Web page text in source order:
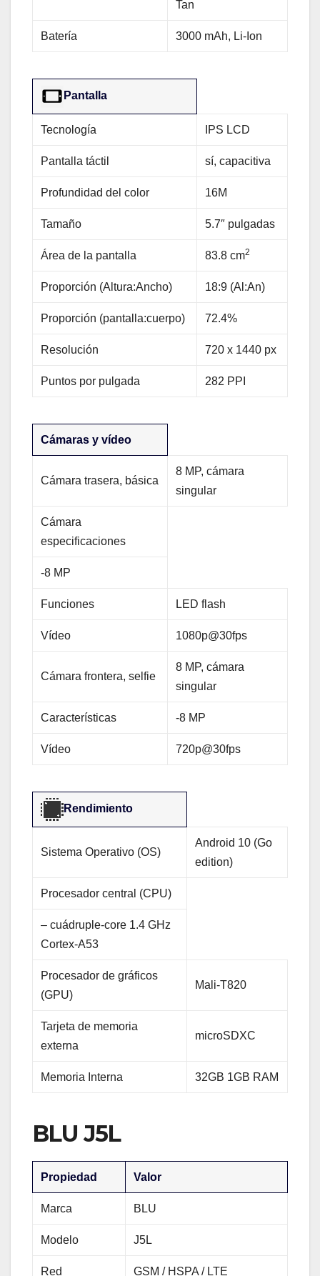
Tan
Batería 3000 mAh, Li-Ion
Pantalla
Tecnología IPS LCD
Pantalla táctil sí, capacitiva
Profundidad del color 16M
Tamaño 5.7″ pulgadas
Área de la pantalla 83.8 cm2
Proporción (Altura:Ancho) 18:9 (Al:An)
Proporción (pantalla:cuerpo) 72.4%
Resolución 720 x 1440 px
Puntos por pulgada 282 PPI
Cámaras y vídeo
Cámara trasera, básica
8 MP, cámara
singular
Cámara
especificaciones
-8 MP
Funciones LED flash
Vídeo 1080p@30fps
Cámara frontera, selfie
8 MP, cámara
singular
Características -8 MP
Vídeo 720p@30fps
Rendimiento
Sistema Operativo (OS)
Android 10 (Go
edition)
Procesador central (CPU)
– cuádruple-core 1.4 GHz
Cortex-A53
Procesador de gráficos
(GPU)
Mali-T820
Tarjeta de memoria
externa
microSDXC
Memoria Interna 32GB 1GB RAM
BLU J5L
Propiedad Valor
Marca BLU
Modelo J5L
Red GSM / HSPA / LTE